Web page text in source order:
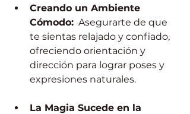
Creando un Ambiente
Cómodo:
  Asegurarte de que
te sientas relajado y confiado,
ofreciendo orientación y
dirección para lograr poses y
expresiones naturales.
La Magia Sucede en la